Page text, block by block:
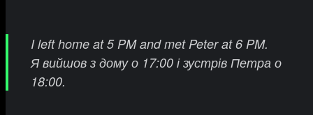
I left home at 5 PM and met Peter at 6 PM.
Я вийшов з дому о 17:00 і зустрів Петра о
18:00.